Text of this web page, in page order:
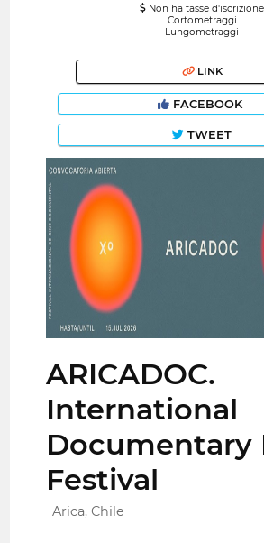
Non ha tasse d'iscrizione
Cortometraggi
Lungometraggi
LINK
FACEBOOK
TWEET
ARICADOC.
International
Documentary
Festival
Arica, Chile